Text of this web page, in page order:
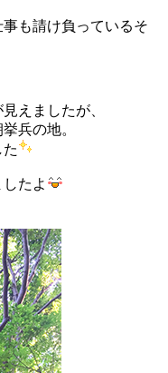
も請け負っているそ
えましたが、
兵の地。
たよ